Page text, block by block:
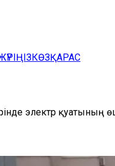
КӨЗҚАРАС
электр